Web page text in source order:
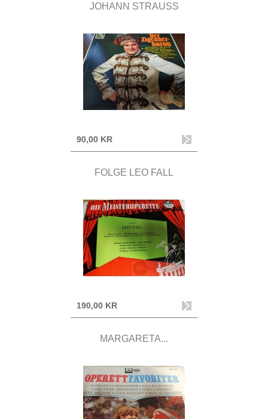
JOHANN STRAUSS
90,00 KR
FOLGE LEO FALL
190,00 KR
MARGARETA...